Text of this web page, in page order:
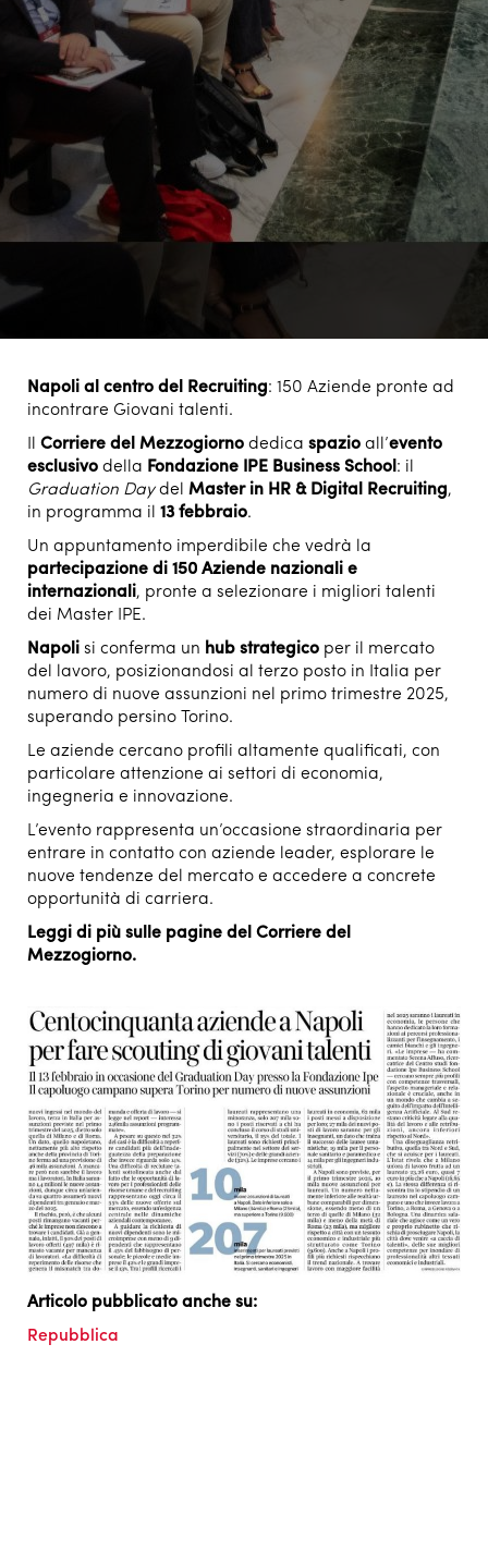
Napoli al centro del Recruiting: 150 Aziende pronte ad
incontrare Giovani talenti.
Corriere del Mezzogiorno dedica spazio all’evento
esclusivo della Fondazione IPE Business School : il
Graduation Daydel Master in HR & Digital Recruiting,
in programma il 13 febbraio.
Un appuntamento imperdibile che vedrà la
partecipazione di 150 Aziende nazionali e
internazionali, pronte a selezionare i migliori talenti
dei Master IPE.
Napoli si conferma un hub strategico per il mercato
del lavoro, posizionandosi al terzo posto in Italia per
numero di nuove assunzioni nel primo trimestre 2025,
superando persino Torino.
Le aziende cercano profili altamente qualificati, con
particolare attenzione ai settori di economia,
ingegneria e innovazione.
L’evento rappresenta un’occasione straordinaria per
entrare in contatto con aziende leader, esplorare le
nuove tendenze del mercato e accedere a concrete
opportunità di carriera.
Leggi di più sulle pagine del Corriere del
Mezzogiorno.
Articolo pubblicato anche su:
Repubblica